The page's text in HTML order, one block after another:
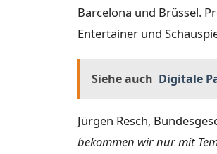
Barcelona und Brüssel.
Entertainer und
Siehe auch Digitale
Jürgen Resch,
bekommen wir nur mit